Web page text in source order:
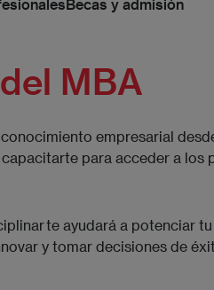
Becas y admisión
MBA
empresarial
para acceder a los
te ayudará a potenciar
y tomar decisiones de